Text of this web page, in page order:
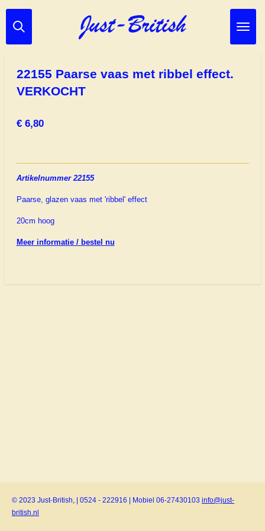
Ga
direct
22155 Paarse vaas met ribbel effect.
VERKOCHT
€ 6,80
Artikelnummer 22155
Paarse, glazen vaas met 'ribbel' effect
20cm hoog
Meer informatie / bestel nu
© 2023 Just-British, | 0524 - 222916 | Mobiel 06-27430103 info@just-
british.nl